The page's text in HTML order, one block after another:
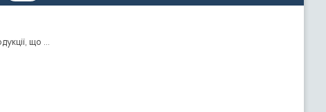
Наказ Держкомтелерадіо від 12.02.2021 № 68 "Про надання відмови у видачі дозволів на ввезення видавничої продукції, що має походження або виготовлена та/або ввозиться з території держави-агресора, тимчасово окупованої території України"